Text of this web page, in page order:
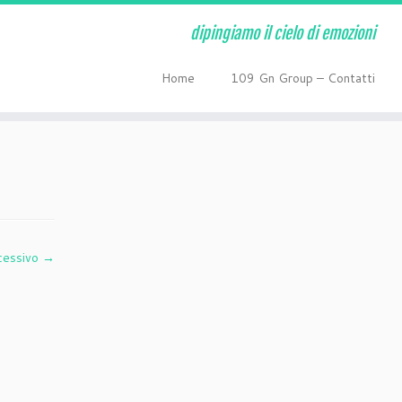
dipingiamo il cielo di emozioni
Home 109 Gn Group – Contatti
→